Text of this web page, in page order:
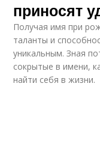
приносят
Получая имя при
таланты и
уникальным. Зная
сокрытые в имени,
найти себя в жизни.